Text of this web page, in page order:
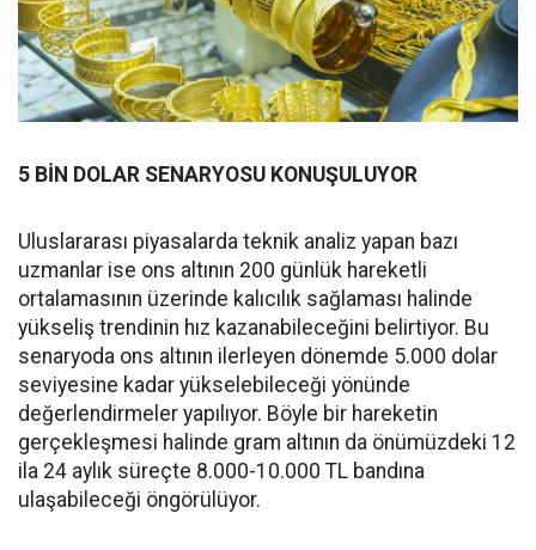
5 BİN DOLAR SENARYOSU KONUŞULUYOR
Uluslararası piyasalarda teknik analiz yapan bazı
uzmanlar ise ons altının 200 günlük hareketli
ortalamasının üzerinde kalıcılık sağlaması halinde
yükseliş trendinin hız kazanabileceğini belirtiyor. Bu
senaryoda ons altının ilerleyen dönemde 5.000 dolar
seviyesine kadar yükselebileceği yönünde
değerlendirmeler yapılıyor. Böyle bir hareketin
gerçekleşmesi halinde gram altının da önümüzdeki 12
ila 24 aylık süreçte 8.000-10.000 TL bandına
ulaşabileceği öngörülüyor.